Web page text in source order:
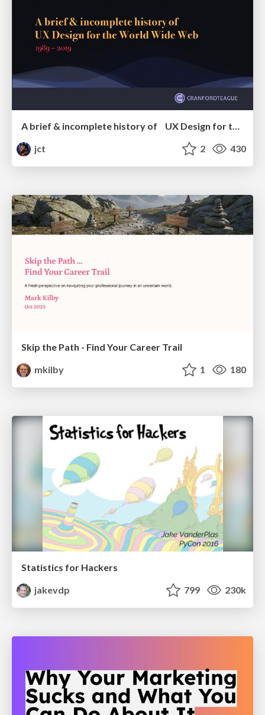
A brief & incomplete history of UX Design for the World Wide Web: 1989–2019
jct
2 430
Skip the Path - Find Your Career Trail
mkilby
1 180
Statistics for Hackers
jakevdp
799 230k